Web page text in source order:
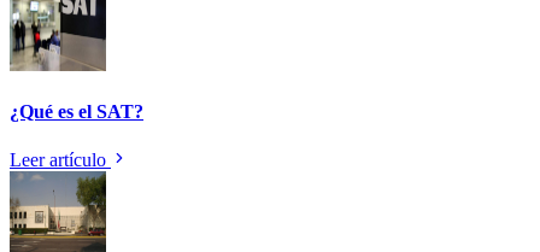
¿Qué es el SAT?
Leer artículo